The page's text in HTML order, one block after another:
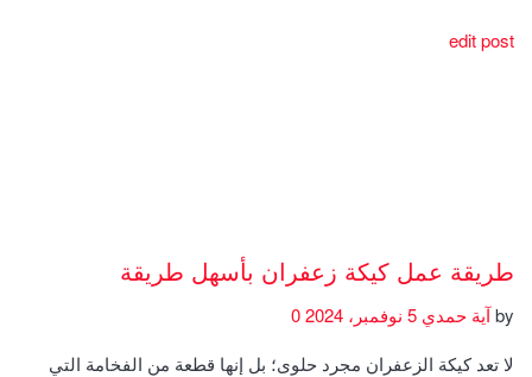
edit post
طريقة عمل كيكة زعفران بأسهل طريقة
byآية حمدي
لا تعد كيكة الزعفران مجرد حلوى؛ بل إنها قطعة من الفخامة التي